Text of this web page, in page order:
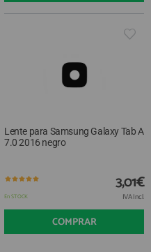
Lente para Samsung Galaxy Tab A
7.0 2016 negro
En STOCK
3,01€
IVA Incl.
COMPRAR